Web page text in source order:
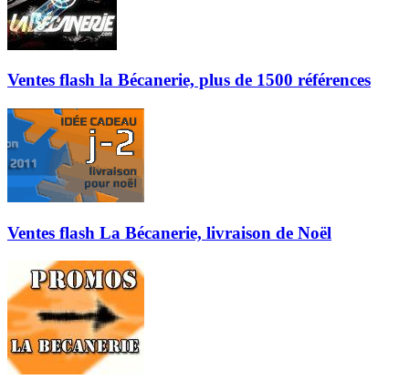
Ventes flash la Bécanerie, plus de 1500 références
Ventes flash La Bécanerie, livraison de Noël